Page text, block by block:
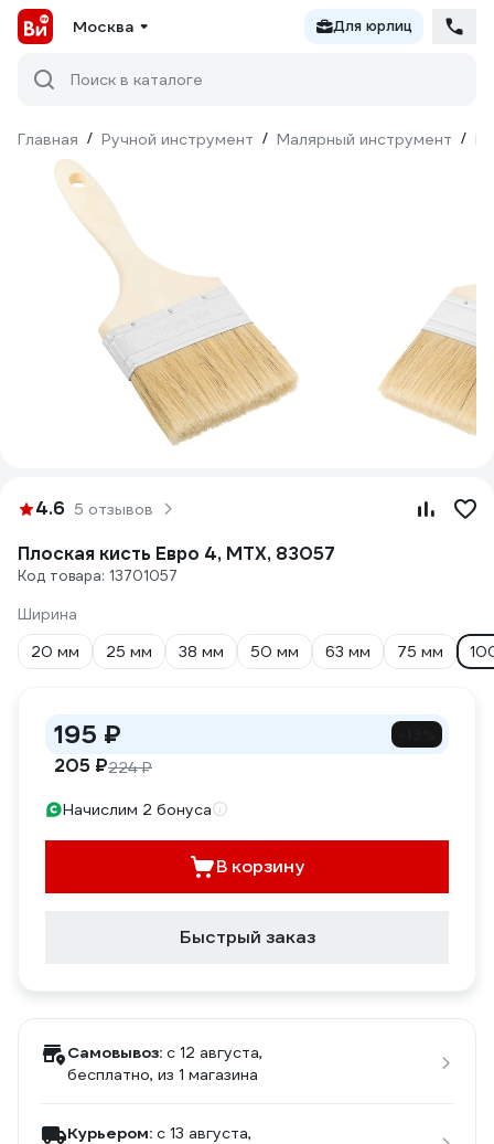
Москва Для юрлиц
Поиск в каталоге
Главная / Ручной инструмент / Малярный инструмент /
4.6 5 отзывов
Плоская кисть Евро 4, MTX, 83057
Код товара: 13701057
Ширина
20 мм
25 мм 38 мм 50 мм 63 мм 75 мм
195 ₽
205 ₽224 ₽
Начислим 2 бонуса
В корзину
Быстрый заказ
Самовывоз: c 12 августа,
бесплатно, из 1 магазина
Курьером: c 13 августа,